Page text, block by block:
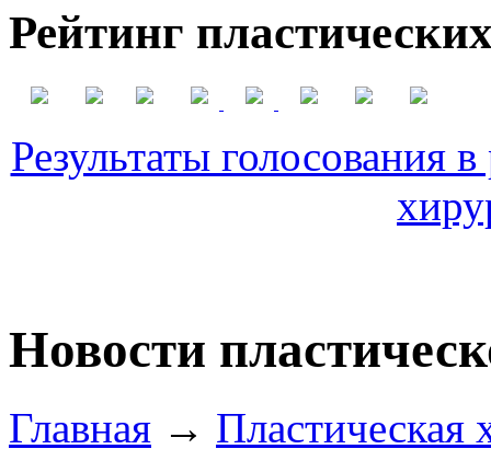
Рейтинг
Результаты голосования
Новости
Главная → Пластическая